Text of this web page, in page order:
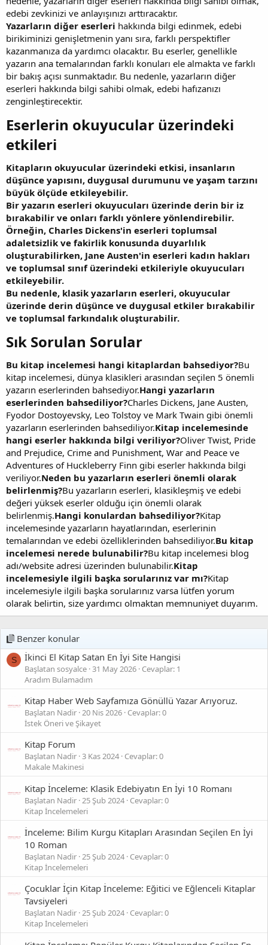
edebi zevkinizi ve anlayışınızı arttıracaktır.
Yazarların diğer eserleri hakkında bilgi edinmek, edebi
birikiminizi genişletmenin yanı sıra, farklı perspektifler
kazanmanıza da yardımcı olacaktır. Bu eserler, genellikle
yazarın ana temalarından farklı konuları ele almakta ve farklı
bir bakış açısı sunmaktadır. Bu nedenle, yazarların diğer
eserleri hakkında bilgi sahibi olmak, edebi hafızanızı
zenginleştirecektir.
Eserlerin okuyucular üzerindeki
etkileri​
Kitapların okuyucular üzerindeki etkisi, insanların
düşünce yapısını, duygusal durumunu ve yaşam tarzını
büyük ölçüde etkileyebilir.
Bir yazarın eserleri okuyucuları üzerinde derin bir iz
bırakabilir ve onları farklı yönlere yönlendirebilir.
Örneğin, Charles Dickens'in eserleri toplumsal
adaletsizlik ve fakirlik konusunda duyarlılık
oluşturabilirken, Jane Austen'in eserleri kadın hakları
ve toplumsal sınıf üzerindeki etkileriyle okuyucuları
etkileyebilir.
Bu nedenle, klasik yazarların eserleri, okuyucular
üzerinde derin düşünce ve duygusal etkiler bırakabilir
ve toplumsal farkındalık oluşturabilir.
Sık Sorulan Sorular​
Bu kitap incelemesi hangi kitaplardan bahsediyor?Bu
kitap incelemesi, dünya klasikleri arasından seçilen 5 önemli
yazarın eserlerinden bahsediyor.Hangi yazarların
eserlerinden bahsediliyor?Charles Dickens, Jane Austen,
Fyodor Dostoyevsky, Leo Tolstoy ve Mark Twain gibi önemli
yazarların eserlerinden bahsediliyor.Kitap incelemesinde
hangi eserler hakkında bilgi veriliyor?Oliver Twist, Pride
and Prejudice, Crime and Punishment, War and Peace ve
Adventures of Huckleberry Finn gibi eserler hakkında bilgi
veriliyor.Neden bu yazarların eserleri önemli olarak
belirlenmiş?Bu yazarların eserleri, klasikleşmiş ve edebi
değeri yüksek eserler olduğu için önemli olarak
belirlenmiş.Hangi konulardan bahsediliyor?Kitap
incelemesinde yazarların hayatlarından, eserlerinin
temalarından ve edebi özelliklerinden bahsediliyor.Bu kitap
incelemesi nerede bulunabilir?Bu kitap incelemesi blog
adı/website adresi üzerinden bulunabilir.Kitap
incelemesiyle ilgili başka sorularınız var mı?Kitap
incelemesiyle ilgili başka sorularınız varsa lütfen yorum
olarak belirtin, size yardımcı olmaktan memnuniyet duyarım.
Benzer konular
S İkinci El Kitap Satan En İyi Site Hangisi
Başlatan sosyalce 31 May 2026 Cevaplar: 1
Aradım Bulamadım
Kitap Haber Web Sayfamıza Gönüllü Yazar Arıyoruz.
Başlatan Nadir 20 Nis 2026 Cevaplar: 0
İstek Öneri ve Şikayet
Kitap Forum
Başlatan Nadir 3 Kas 2024 Cevaplar: 0
Makale Makinesi
Kitap İnceleme: Klasik Edebiyatın En İyi 10 Romanı
Başlatan Nadir 25 Şub 2024 Cevaplar: 0
Kitap İncelemeleri
İnceleme: Bilim Kurgu Kitapları Arasından Seçilen En İyi
10 Roman
Başlatan Nadir 25 Şub 2024 Cevaplar: 0
Kitap İncelemeleri
Çocuklar İçin Kitap İnceleme: Eğitici ve Eğlenceli Kitaplar
Tavsiyeleri
Başlatan Nadir 25 Şub 2024 Cevaplar: 0
Kitap İncelemeleri